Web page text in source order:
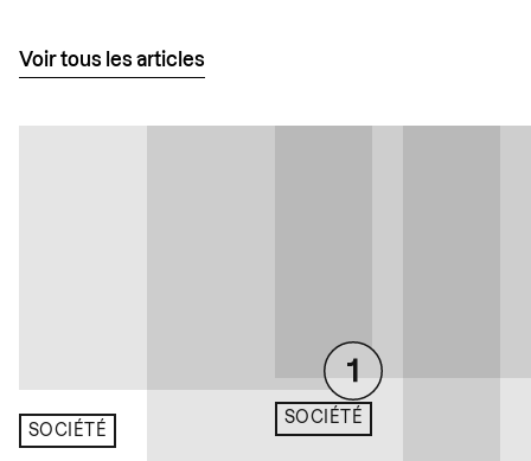
Voir tous les articles
SOCIÉTÉ
SOCIÉTÉ